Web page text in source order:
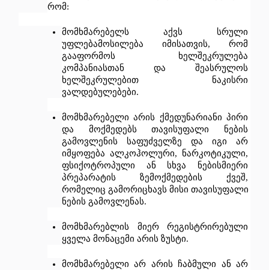
რომ:
მომხმარებელს აქვს
სრული
უფლებამოსილება
იმისათვის, რომ
გააფორმოს
ხელშეკრულება
კომპანიასთან
და
შეასრულოს
ხელშეკრულებით
ნაკისრი
ვალდებულებები.
მომხმარებელი არის ქმედუნარიანი პირი
და
მოქმედებს თავისუფალი
ნების
გამოვლენის
საფუძველზე და იგი
არ
იმყოფება ალკოჰოლური, ნარკოტიკული
ფსიქოტროპული
ან სხვა
ნებისმიერი
პრეპარატის
ზემოქმედების ქვეშ
რომელიც გამორიცხავს მისი თავისუფალი
ნების გამოვლენას.
მომხმარებლის მიერ
რეგისტრირებული
ყველა მონაცემი არის ზუსტი.
მომხმარებელი არ არის ჩაბმული ან არ